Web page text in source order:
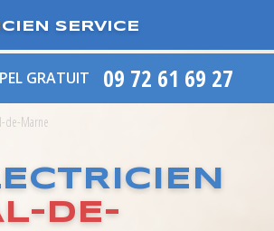
SERVICE
GRATUIT 09 72 61 69 27
de-Marne
DE-